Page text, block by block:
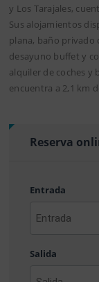
y Los Tarajales,
Sus alojamientos
plana, baño privado
desayuno buffet y
alquiler de coches y
encuentra a 2,1 km
Reserva
Entrada
AAAA
MM
Salida